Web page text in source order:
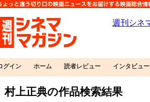
グイン ホーム 読者レビュー インタビュー
村上正典の作品検索結果